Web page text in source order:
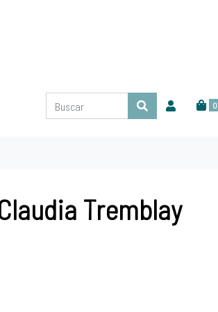
0
Tremblay